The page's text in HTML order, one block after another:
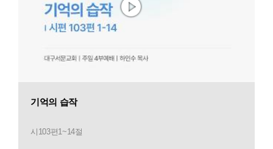
기억의 습작
시103편1~14절